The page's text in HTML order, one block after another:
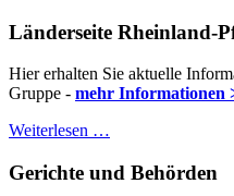
Länderseite Rheinland-
Hier erhalten Sie aktuelle
Gruppe - mehr Informationen
Weiterlesen …
Gerichte und Behörden